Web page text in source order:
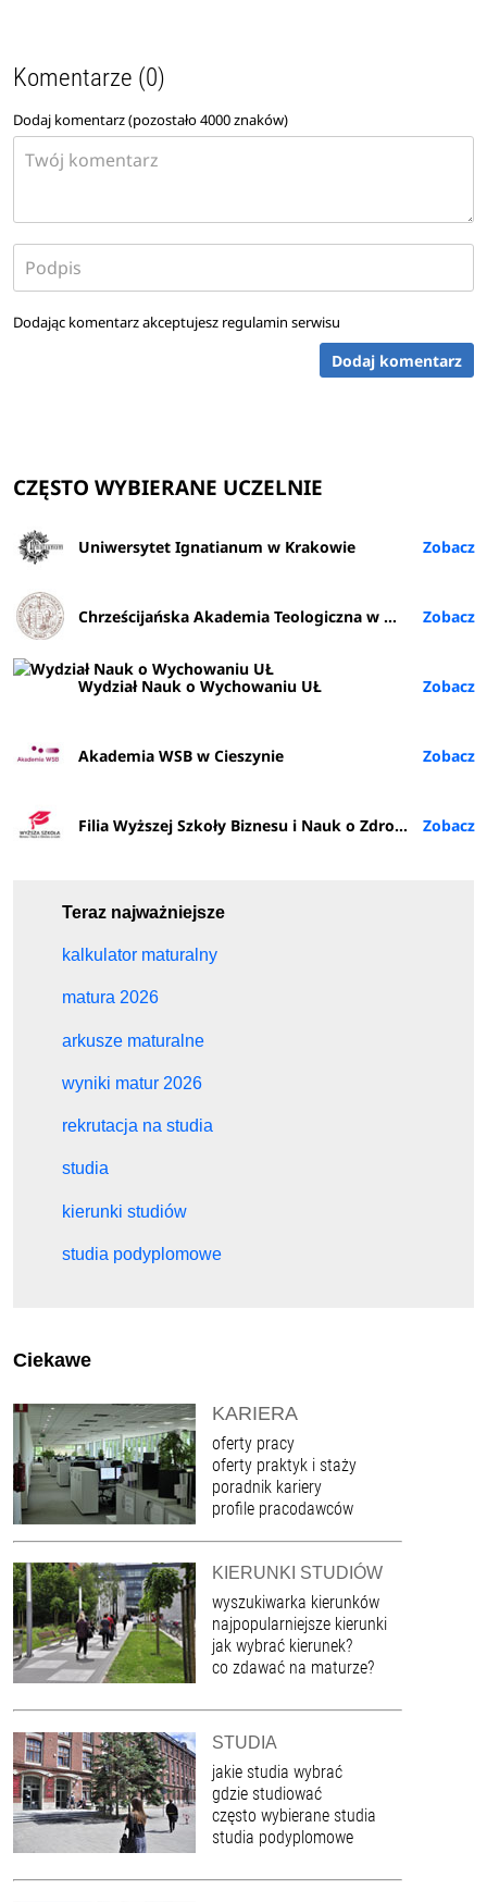
Komentarze (0)
Dodaj komentarz (pozostało4000znaków)
Dodając komentarz akceptujesz regulamin serwisu
Dodaj komentarz
CZĘSTO WYBIERANE UCZELNIE
Uniwersytet Ignatianum w Krakowie
Chrześcijańska Akademia Teologiczna w Warszawie
Wydział Nauk o Wychowaniu UŁ
Akademia WSB w Cieszynie
Filia Wyższej Szkoły Biznesu i Nauk o Zdrowiu w Rybniku
Teraz najważniejsze
kalkulator maturalny
matura 2026
arkusze maturalne
wyniki matur 2026
rekrutacja na studia
studia
kierunki studiów
studia podyplomowe
Ciekawe
KARIERA
oferty pracy
oferty praktyk i staży
poradnik kariery
profile pracodawców
KIERUNKI STUDIÓW
wyszukiwarka kierunków
najpopularniejsze kierunki
jak wybrać kierunek?
co zdawać na maturze?
STUDIA
jakie studia wybrać
gdzie studiować
często wybierane studia
studia podyplomowe